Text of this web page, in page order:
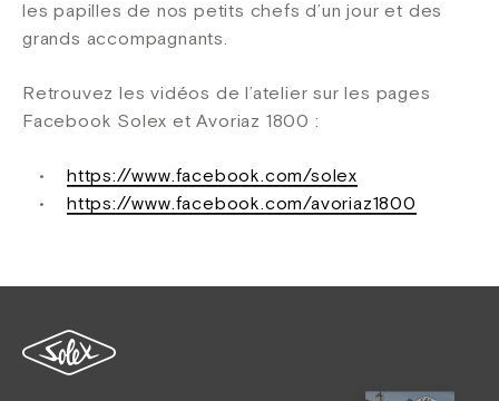
les papilles de nos petits chefs d’un jour et des
grands accompagnants.
Retrouvez les vidéos de l’atelier sur les pages
Facebook Solex et Avoriaz 1800 :
https://www.facebook.com/solex
https://www.facebook.com/avoriaz1800